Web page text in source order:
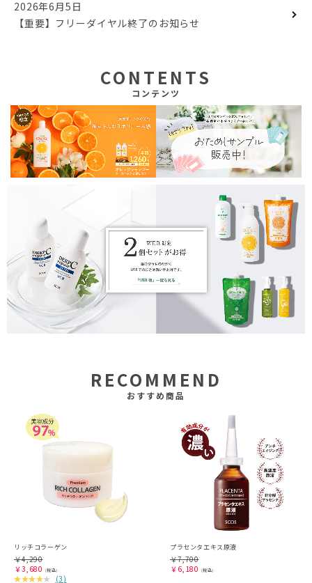
2026年6月5日
【重要】フリーダイヤル終了のお知らせ
CONTENTS
コンテンツ
RECOMMEND
おすすめ商品
リッチコラーゲン
￥4,290
￥3,680
(3 )
プラセンタエキス原液
￥7,700
￥ 6,180